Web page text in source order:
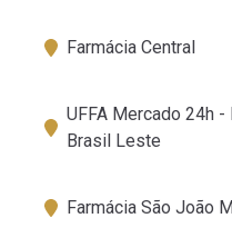
Farmácia Central
UFFA Mercado 24h -
Brasil Leste
Farmácia São João